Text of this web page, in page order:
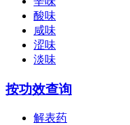
酸味
咸味
涩味
淡味
按功效查询
解表药